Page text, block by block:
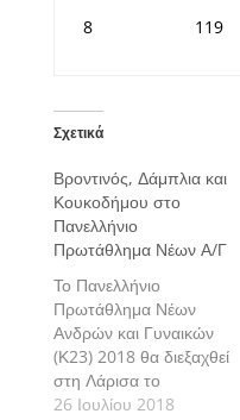
8 119
Σχετικά
Βροντινός, Δάμπλια και
Κουκοδήμου στο
Πανελλήνιο
Πρωτάθλημα Νέων Α/Γ
Το Πανελλήνιο
Πρωτάθλημα Νέων
Ανδρών και Γυναικών
(Κ23) 2018 θα διεξαχθεί
στη Λάρισα το
Σαββατοκύριακο 28 και
26 Ιουλίου 2018